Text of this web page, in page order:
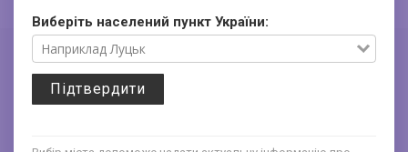
Виберіть населений пункт України:
Підтвердити
Знижки до 30%
Подарункові короби з
Про компанію та контакти